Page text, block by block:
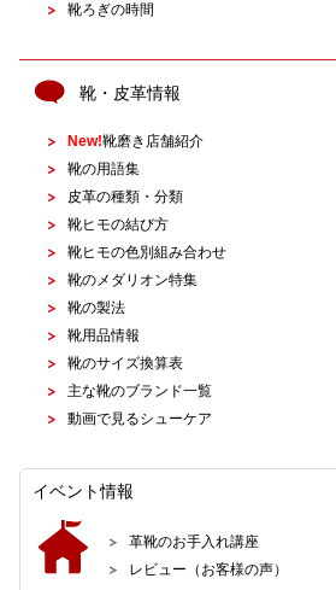
靴ろぎの時間
靴・皮革情報
New!靴磨き店舗紹介
靴の用語集
皮革の種類・分類
靴ヒモの結び方
靴ヒモの色別組み合わせ
靴のメダリオン特集
靴の製法
靴用品情報
靴のサイズ換算表
主な靴のブランド一覧
動画で見るシューケア
イベント情報
革靴のお手入れ講座
レビュー（お客様の声）